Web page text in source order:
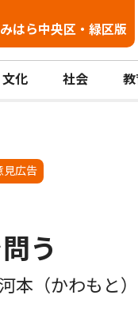
はら中央区・緑区版
文化 社会
見広告
う
（かわもと）